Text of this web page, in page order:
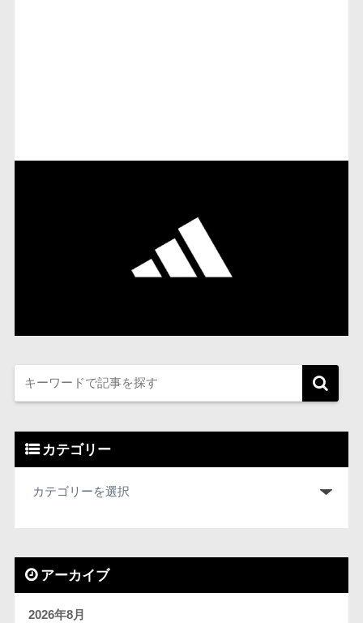
カテゴリー
アーカイブ
2026年8月